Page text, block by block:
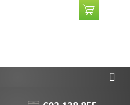
Nákupní
košík